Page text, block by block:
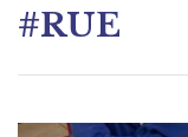
#RUE